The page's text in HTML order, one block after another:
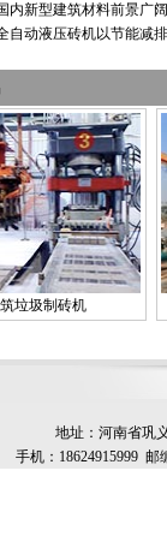
内新型建筑材料前景广
自动液压砖机以节能减
垃圾制砖机
地址：河南省巩
手机：18624915999